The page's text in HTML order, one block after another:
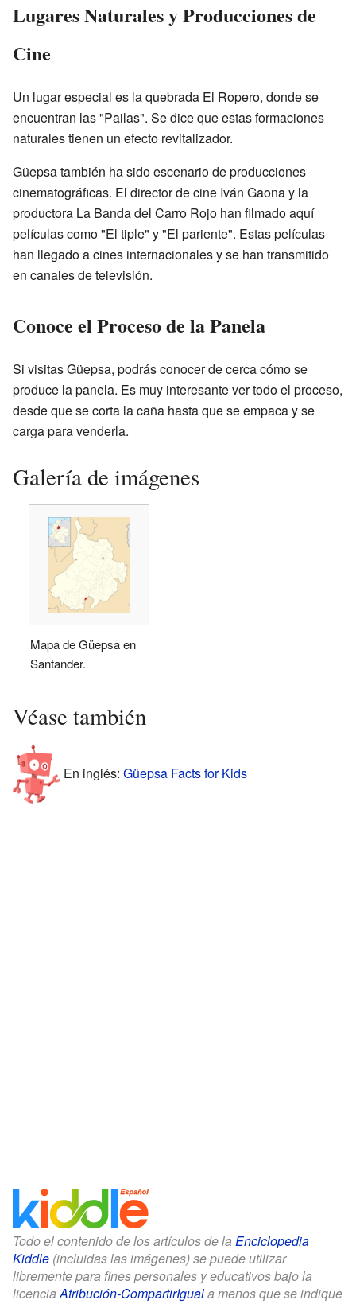
Lugares Naturales y Producciones de
Cine
Un lugar especial es la quebrada El Ropero, donde se
encuentran las "Pailas". Se dice que estas formaciones
naturales tienen un efecto revitalizador.
Güepsa también ha sido escenario de producciones
cinematográficas. El director de cine Iván Gaona y la
productora La Banda del Carro Rojo han filmado aquí
películas como "El tiple" y "El pariente". Estas películas
han llegado a cines internacionales y se han transmitido
en canales de televisión.
Conoce el Proceso de la Panela
Si visitas Güepsa, podrás conocer de cerca cómo se
produce la panela. Es muy interesante ver todo el proceso,
desde que se corta la caña hasta que se empaca y se
carga para venderla.
Galería de imágenes
Mapa de Güepsa en
Santander.
Véase también
En inglés: Güepsa Facts for Kids
Todo el contenido de los artículos de la Enciclopedia
Kiddle (incluidas las imágenes) se puede utilizar
libremente para fines personales y educativos bajo la
licenciaAtribución-CompartirIguala menos que se indique